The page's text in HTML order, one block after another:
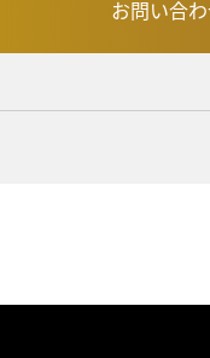
お問い合